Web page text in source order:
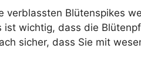
verblassten Blütenspikes
ist wichtig, dass die
sicher, dass Sie mit